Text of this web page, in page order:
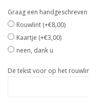
Graag een
Rouwlint (+€8,00)
Kaartje (+€3,00)
neen, dank u
De tekst voor op het